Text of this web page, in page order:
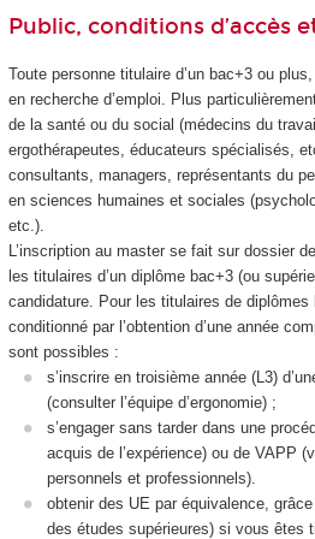
Public, conditions d’accès
Toute personne titulaire d’un bac+3 ou
en recherche d’emploi. Plus
de la santé ou du social (médecins du
ergothérapeutes, éducateurs spécialisés,
consultants, managers, représentants du
en sciences humaines et sociales
etc.).
L’inscription au master se fait sur dossier
les titulaires d’un diplôme bac+3 (ou
candidature. Pour les titulaires de
conditionné par l’obtention d’une année
sont possibles :
s’inscrire en troisième année (L3)
(consulter l’équipe d’ergonomie) ;
s’engager sans tarder dans une
acquis de l’expérience) ou de VAPP
personnels et professionnels).
obtenir des UE par équivalence,
des études supérieures) si vous êtes